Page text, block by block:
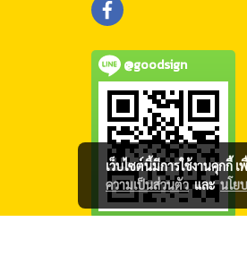
@goodsign
เว็บไซต์นี้มีการใช้งานคุกกี้
ความเป็นส่วนตัวและนโย